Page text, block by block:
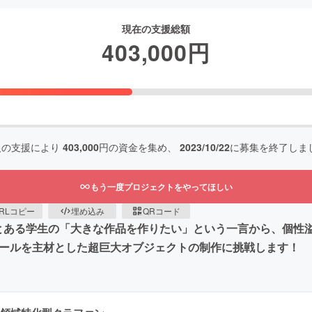
現在の支援総額
403,000円
支援により 403,000円の資金を集め、 2023/10/22に募集を終了しま
もう一度プロジェクトをやってほしい
コピー 埋め込み QRコード
る学生の「大きな作品を作りたい」という一言から、個
を主材とした超巨大オブジェクトの制作に挑戦します！